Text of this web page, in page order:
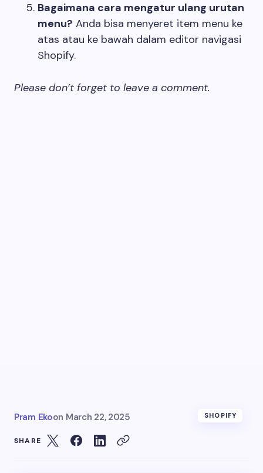
Bagaimana cara mengatur ulang urutan
menu? Anda bisa menyeret item menu ke
atas atau ke bawah dalam editor navigasi
Shopify.
Please don’t forget to leave a comment.
Pram Ekoon March 22, 2025 SHOPIFY
SHARE